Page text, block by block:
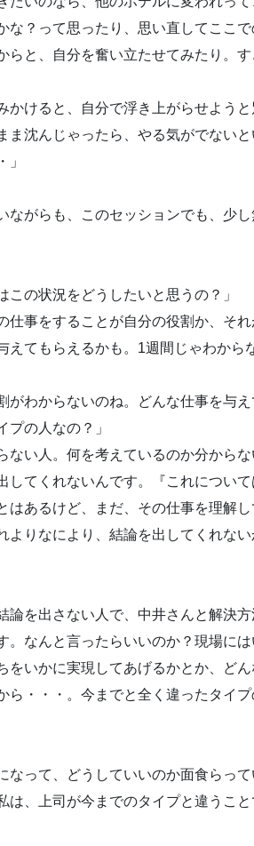
な？って思ったり、思い直してここ
らと、自分を奮い立たせてみたり。す
かけると、自分で浮き上がらせよう
ま沈んじゃったら、やる気がでない
」
ながらも、このセッションでも、少
この状況をどうしたいと思うの？」
仕事をすることが自分の役割か、そ
えてもらえるかも。1週間じゃわから
がわからないのね。どんな仕事を与
プの人なの？」
ない人。何を考えているのか分から
してくれないんです。『これについ
はあるけど、まだ、その仕事を理解
よりなにより、結論を出してくれな
論を出さない人で、中井さんと解決
。なんと言ったらいいのか？現場に
をいかに実現してあげるかとか、ど
ら・・・。今までと全く違ったタイ
なって、どうしていいのか面食らって
は、上司が今までのタイプと違うこ